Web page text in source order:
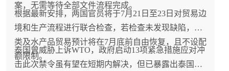
案，无需等待全部文件流程完成。
根据最新安排，两国官员将于7月21日至23日对贸易边
境和生产流程进行联合检查，若检查未发现缺陷，虾
类及水产品贸易预计将在7月底前自由恢复，且不设配
额限制。
泰国曾威胁上诉WTO，政府启动13项紧急措施应对冲
击此次禁令虽有望在短期内解决，但已暴露出泰国虾